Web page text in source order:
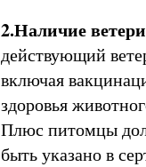
2.Наличие
действующий
включая
здоровья
Плюс питомцы
быть указано в